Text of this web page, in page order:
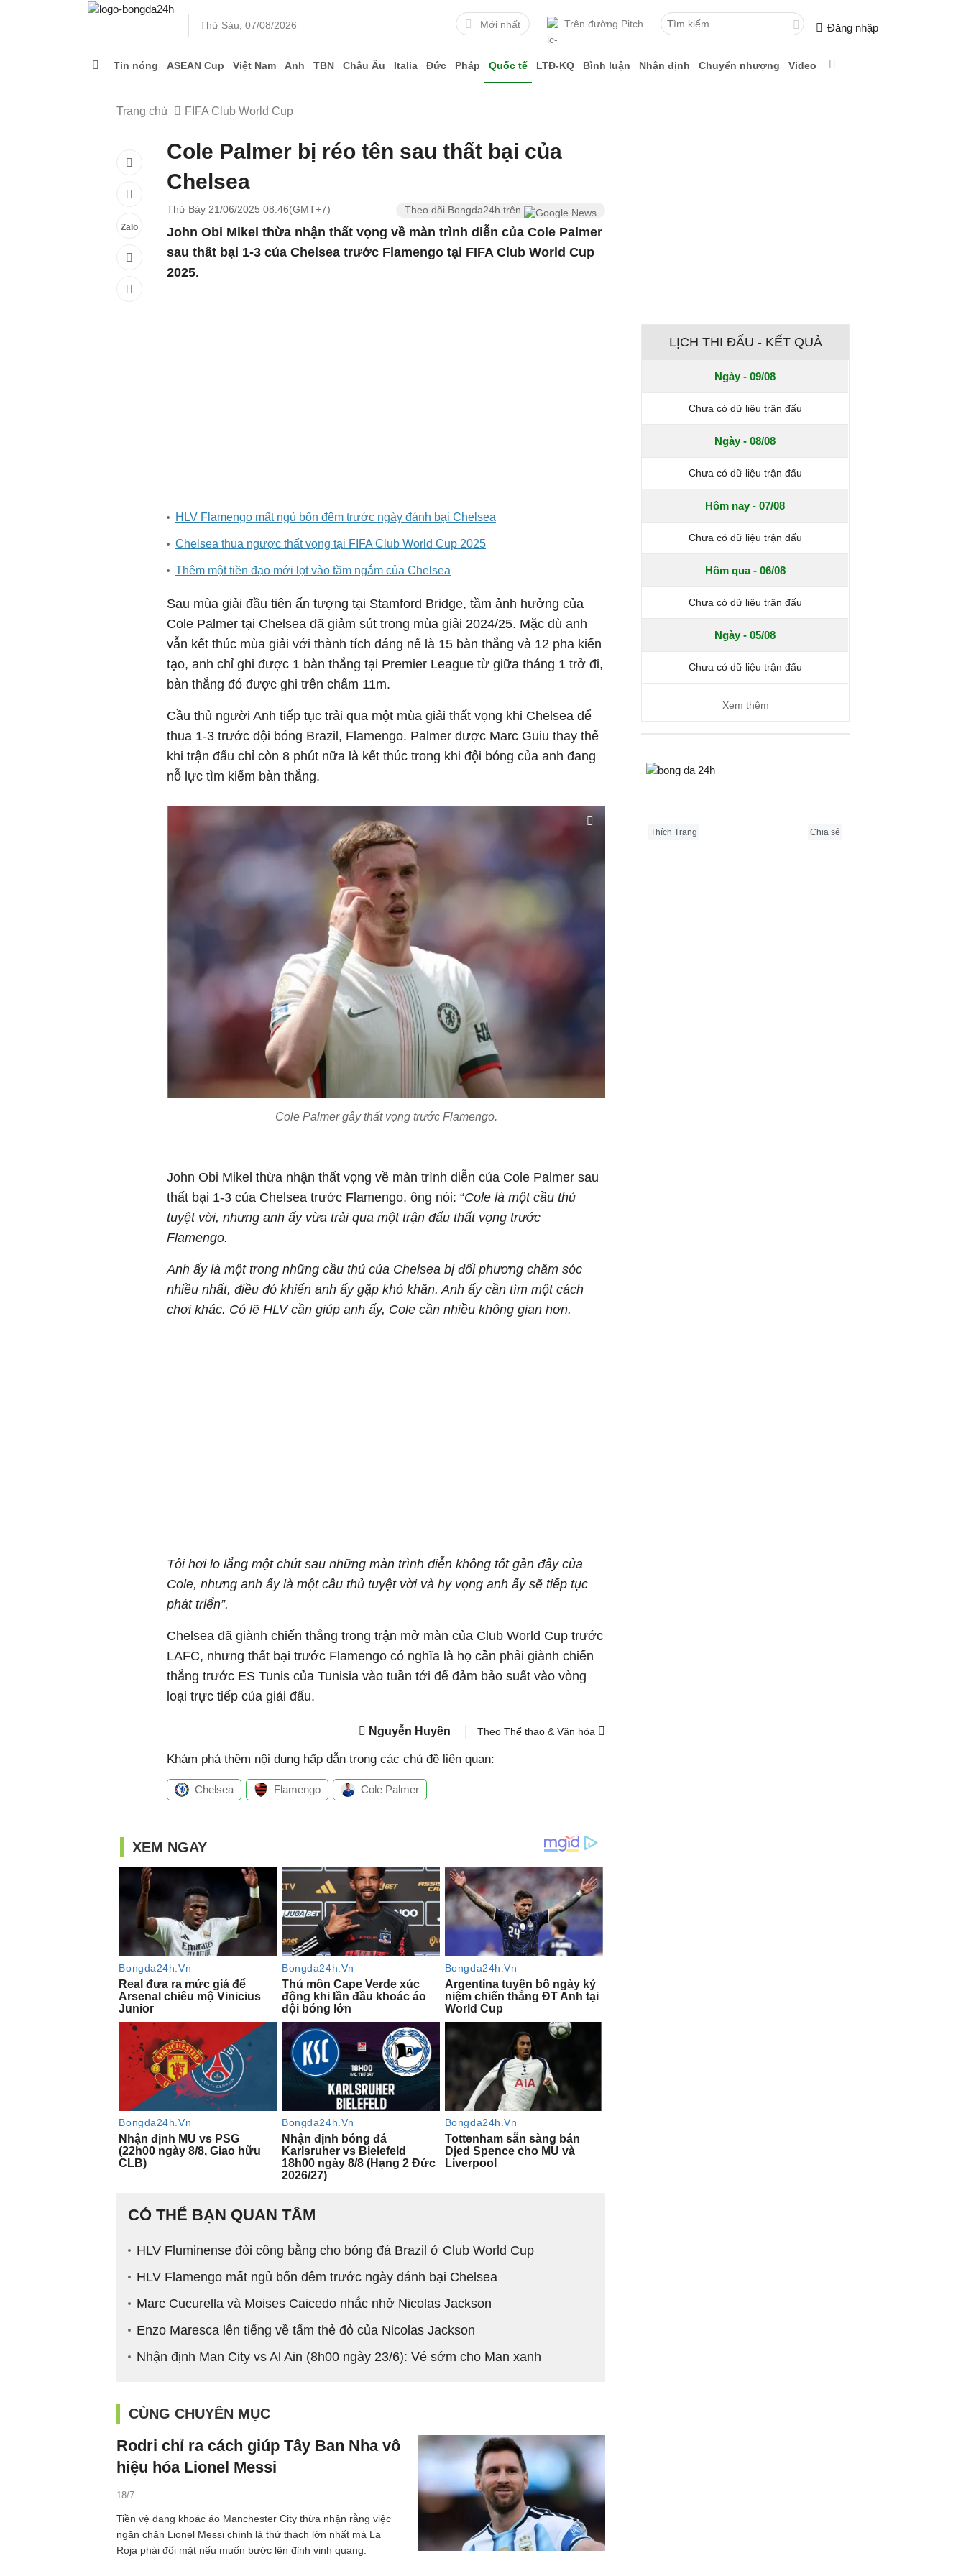
Thứ Sáu, 07/08/2026 Mới nhất Trên đường Pitch Đăng nhập
Tin nóng ASEAN Cup Việt Nam Anh TBN Châu Âu Italia Đức Pháp Quốc tế LTĐ-KQ Bình luận Nhận định Chuyển nhượng Video
Trang chủ FIFA Club World Cup
Zalo
Cole Palmer bị réo tên sau thất bại của
Chelsea
Thứ Bảy 21/06/2025 08:46(GMT+7) Theo dõi Bongda24h trên
John Obi Mikel thừa nhận thất vọng về màn trình diễn của Cole Palmer
sau thất bại 1-3 của Chelsea trước Flamengo tại FIFA Club World Cup
2025.
HLV Flamengo mất ngủ bốn đêm trước ngày đánh bại Chelsea
Chelsea thua ngược thất vọng tại FIFA Club World Cup 2025
Thêm một tiền đạo mới lọt vào tầm ngắm của Chelsea
Sau mùa giải đầu tiên ấn tượng tại Stamford Bridge, tầm ảnh hưởng của
Cole Palmer tại Chelsea đã giảm sút trong mùa giải 2024/25. Mặc dù anh
vẫn kết thúc mùa giải với thành tích đáng nể là 15 bàn thắng và 12 pha kiến
tạo, anh chỉ ghi được 1 bàn thắng tại Premier League từ giữa tháng 1 trở đi,
bàn thắng đó được ghi trên chấm 11m.
Cầu thủ người Anh tiếp tục trải qua một mùa giải thất vọng khi Chelsea để
thua 1-3 trước đội bóng Brazil, Flamengo. Palmer được Marc Guiu thay thế
khi trận đấu chỉ còn 8 phút nữa là kết thúc trong khi đội bóng của anh đang
nỗ lực tìm kiếm bàn thắng.
Cole Palmer gây thất vọng trước Flamengo.
John Obi Mikel thừa nhận thất vọng về màn trình diễn của Cole Palmer sau
thất bại 1-3 của Chelsea trước Flamengo, ông nói: “Cole là một cầu thủ
tuyệt vời, nhưng anh ấy vừa trải qua một trận đấu thất vọng trước
Flamengo.
Anh ấy là một trong những cầu thủ của Chelsea bị đối phương chăm sóc
nhiều nhất, điều đó khiến anh ấy gặp khó khăn. Anh ấy cần tìm một cách
chơi khác. Có lẽ HLV cần giúp anh ấy, Cole cần nhiều không gian hơn.
Tôi hơi lo lắng một chút sau những màn trình diễn không tốt gần đây của
Cole, nhưng anh ấy là một cầu thủ tuyệt vời và hy vọng anh ấy sẽ tiếp tục
phát triển”.
Chelsea đã giành chiến thắng trong trận mở màn của Club World Cup trước
LAFC, nhưng thất bại trước Flamengo có nghĩa là họ cần phải giành chiến
thắng trước ES Tunis của Tunisia vào tuần tới để đảm bảo suất vào vòng
loại trực tiếp của giải đấu.
Nguyễn Huyền Theo Thể thao & Văn hóa
Khám phá thêm nội dung hấp dẫn trong các chủ đề liên quan:
Chelsea Flamengo Cole Palmer
CÓ THỂ BẠN QUAN TÂM
HLV Fluminense đòi công bằng cho bóng đá Brazil ở Club World Cup
HLV Flamengo mất ngủ bốn đêm trước ngày đánh bại Chelsea
Marc Cucurella và Moises Caicedo nhắc nhở Nicolas Jackson
Enzo Maresca lên tiếng về tấm thẻ đỏ của Nicolas Jackson
Nhận định Man City vs Al Ain (8h00 ngày 23/6): Vé sớm cho Man xanh
CÙNG CHUYÊN MỤC
Rodri chỉ ra cách giúp Tây Ban Nha vô
hiệu hóa Lionel Messi
18/7
Tiền vệ đang khoác áo Manchester City thừa nhận rằng việc
ngăn chặn Lionel Messi chính là thử thách lớn nhất mà La
Roja phải đối mặt nếu muốn bước lên đỉnh vinh quang.
LỊCH THI ĐẤU - KẾT QUẢ
Ngày - 09/08
Chưa có dữ liệu trận đấu
Ngày - 08/08
Chưa có dữ liệu trận đấu
Hôm nay - 07/08
Chưa có dữ liệu trận đấu
Hôm qua - 06/08
Chưa có dữ liệu trận đấu
Ngày - 05/08
Chưa có dữ liệu trận đấu
Xem thêm
Thích Trang Chia sẻ